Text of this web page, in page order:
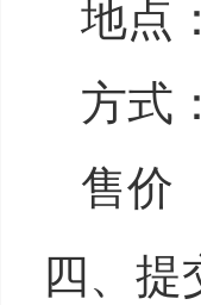
地点
方
售
四、